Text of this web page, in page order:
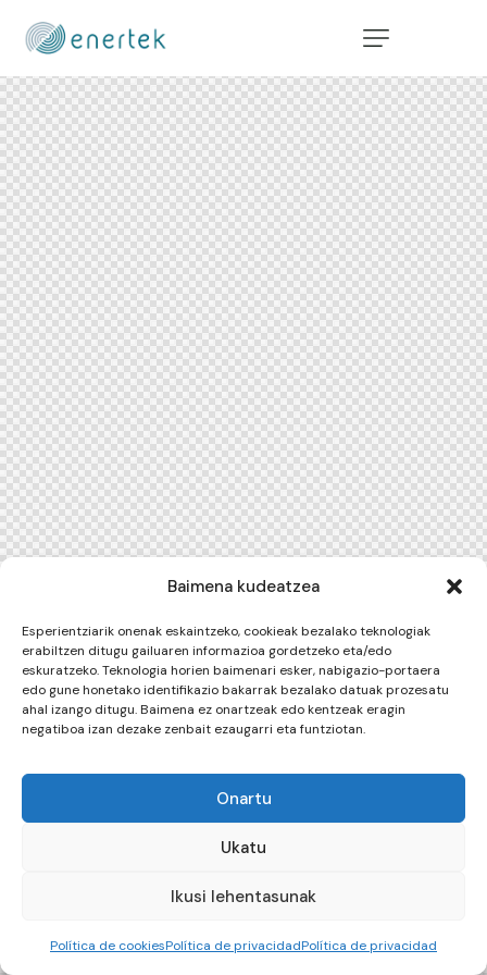
Baimena kudeatzea
Esperientziarik onenak eskaintzeko, cookieak bezalako teknologiak
erabiltzen ditugu gailuaren informazioa gordetzeko eta/edo
eskuratzeko. Teknologia horien baimenari esker, nabigazio-portaera
edo gune honetako identifikazio bakarrak bezalako datuak prozesatu
ahal izango ditugu. Baimena ez onartzeak edo kentzeak eragin
negatiboa izan dezake zenbait ezaugarri eta funtziotan.
Onartu
Ukatu
Ikusi lehentasunak
Política de cookiesPolítica de privacidadPolítica de privacidad